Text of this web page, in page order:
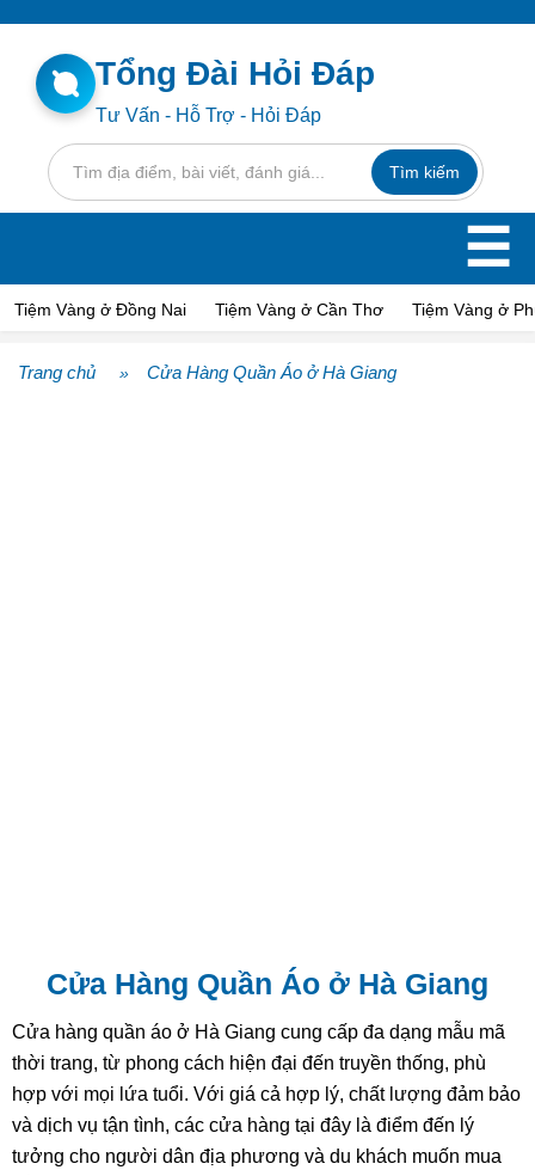
Tổng Đài Hỏi Đáp
Tư Vấn - Hỗ Trợ - Hỏi Đáp
☰
Tiệm Vàng ở Đồng Nai Tiệm Vàng ở Cần Thơ Tiệm Vàng ở
Trang chủ » Cửa Hàng Quần Áo ở Hà Giang
Cửa Hàng Quần Áo ở Hà Giang
Cửa hàng quần áo ở Hà Giang cung cấp đa dạng mẫu mã
thời trang, từ phong cách hiện đại đến truyền thống, phù
hợp với mọi lứa tuổi. Với giá cả hợp lý, chất lượng đảm bảo
và dịch vụ tận tình, các cửa hàng tại đây là điểm đến lý
tưởng cho người dân địa phương và du khách muốn mua